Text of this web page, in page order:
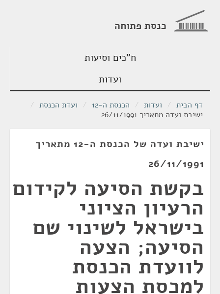
כנסת פתוחה
ח"כים וסיעות
ועדות
דף הבית / ועדות / הכנסת ה-12 / ועדת הכנסת /
ישיבת ועדה מתאריך 26/11/1991
ישיבת ועדה של הכנסת ה-12 מתאריך
26/11/1991
בקשת הסיעה לקידום
הרעיון הציוני
בישראל לשינוי שם
הסיעה; הצעה
לוועדת הכנסת
למכסת הצעות